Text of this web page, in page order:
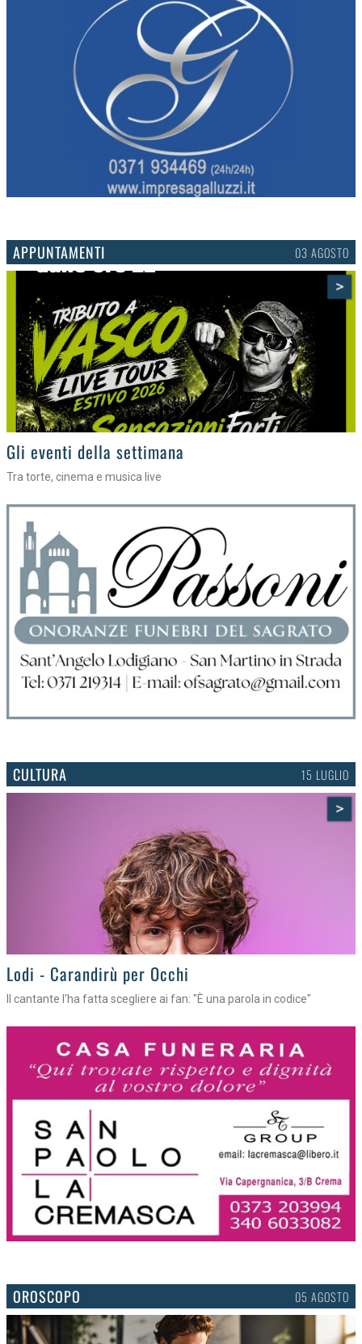
APPUNTAMENTI 01 AGOSTO
>
Cosa fare nel lodigiano Stasera e domani
Cinema, feste e teatro
CULTURA 15 LUGLIO
>
Lodi - Carandirù per Occhi
Il cantante l'ha fatta scegliere ai fan: "È una parola in codice"
OROSCOPO 05 AGOSTO